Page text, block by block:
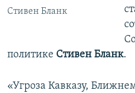
Стивен Бланк
политике Стивен Бланк.
«Угроза Кавказу,